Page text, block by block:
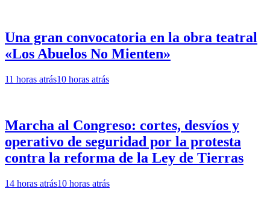
Una gran convocatoria en la obra teatral
«Los Abuelos No Mienten»
11 horas atrás10 horas atrás
Marcha al Congreso: cortes, desvíos y
operativo de seguridad por la protesta
contra la reforma de la Ley de Tierras
14 horas atrás10 horas atrás